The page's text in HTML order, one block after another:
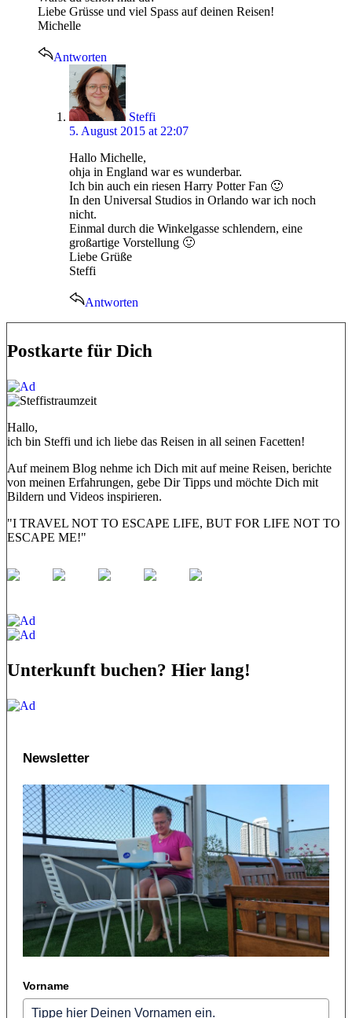
Liebe Grüsse und viel Spass auf deinen Reisen!
Michelle
Antworten
says:
Steffi
5. August 2015 at 22:07
Hallo Michelle,
ohja in England war es wunderbar.
Ich bin auch ein riesen Harry Potter Fan 🙂
In den Universal Studios in Orlando war ich noch
nicht.
Einmal durch die Winkelgasse schlendern, eine
großartige Vorstellung 🙂
Liebe Grüße
Steffi
Antworten
Postkarte für Dich
Hallo,
ich bin Steffi und ich liebe das Reisen in all seinen Facetten!
Auf meinem Blog nehme ich Dich mit auf meine Reisen, berichte
von meinen Erfahrungen, gebe Dir Tipps und möchte Dich mit
Bildern und Videos inspirieren.
"I TRAVEL NOT TO ESCAPE LIFE, BUT FOR LIFE NOT TO
ESCAPE ME!"
Unterkunft buchen? Hier lang!
Newsletter
Vorname